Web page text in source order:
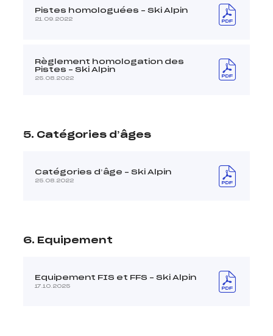
Pistes homologuées – Ski Alpin
21.09.2022
Règlement homologation des
Pistes – Ski Alpin
25.08.2022
5. Catégories d’âges
Catégories d’âge – Ski Alpin
25.08.2022
6. Equipement
Equipement FIS et FFS – Ski Alpin
17.10.2025